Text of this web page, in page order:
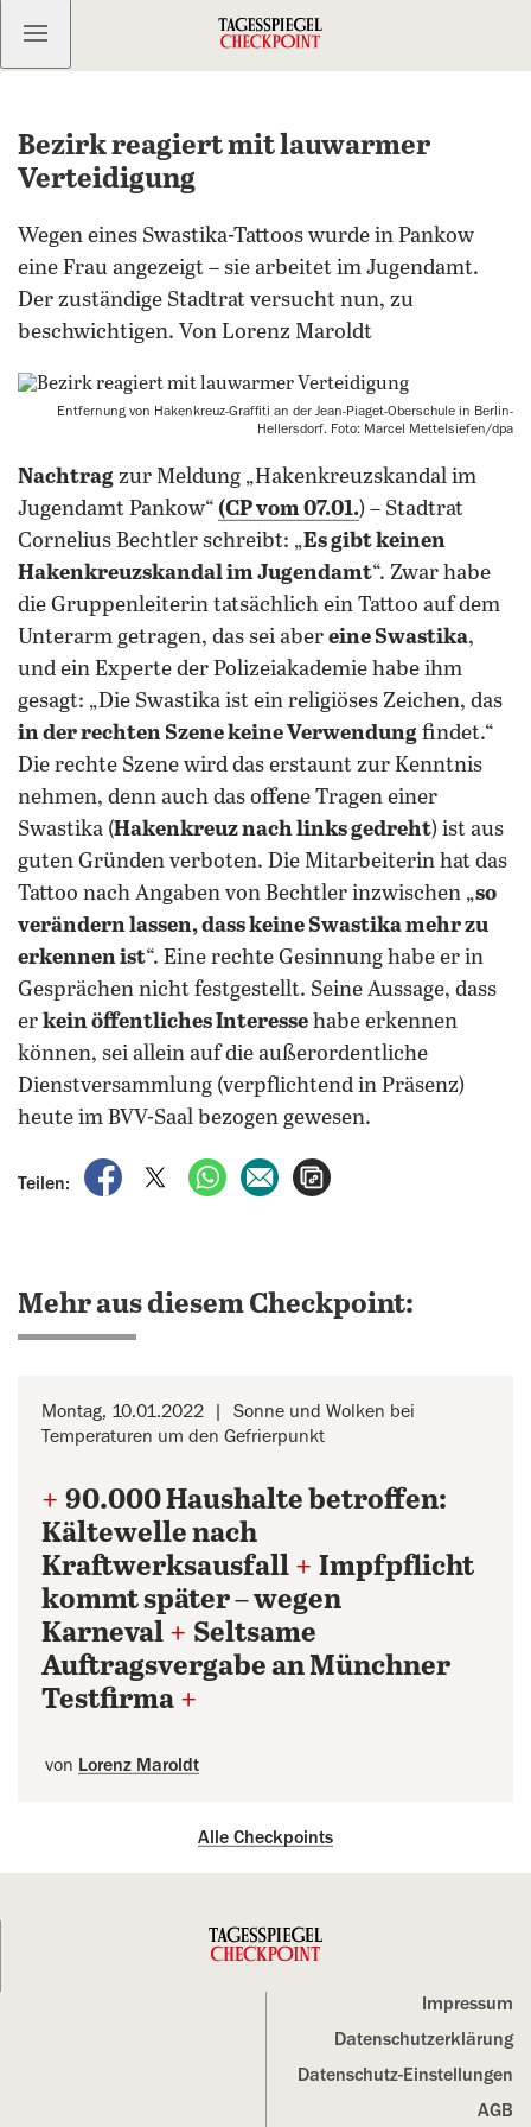
Kostenlos anmelden
Bezirk reagiert mit lauwarmer
Verteidigung
Wegen eines Swastika-Tattoos wurde in Pankow
eine Frau angezeigt – sie arbeitet im Jugendamt.
Der zuständige Stadtrat versucht nun, zu
beschwichtigen. Von Lorenz Maroldt
Entfernung von Hakenkreuz-Graffiti an der Jean-Piaget-Oberschule in Berlin-
Hellersdorf. Foto: Marcel Mettelsiefen/dpa
Nachtrag zur Meldung „Hakenkreuzskandal im
Jugendamt Pankow“ (CP vom 07.01.) – Stadtrat
Cornelius Bechtler schreibt: „Es gibt keinen
Hakenkreuzskandal im Jugendamt“. Zwar habe
die Gruppenleiterin tatsächlich ein Tattoo auf dem
Unterarm getragen, das sei aber eine Swastika,
und ein Experte der Polizeiakademie habe ihm
gesagt: „Die Swastika ist ein religiöses Zeichen, das
in der rechten Szene keine Verwendung findet.“
Die rechte Szene wird das erstaunt zur Kenntnis
nehmen, denn auch das offene Tragen einer
Swastika (Hakenkreuz nach links gedreht) ist aus
guten Gründen verboten. Die Mitarbeiterin hat das
Tattoo nach Angaben von Bechtler inzwischen „so
verändern lassen, dass keine Swastika mehr zu
erkennen ist“. Eine rechte Gesinnung habe er in
Gesprächen nicht festgestellt. Seine Aussage, dass
er kein öffentliches Interesse habe erkennen
können, sei allein auf die außerordentliche
Dienstversammlung (verpflichtend in Präsenz)
heute im BVV-Saal bezogen gewesen.
Teilen:
auf Facebook teilen
auf X teilenper WhatsApp teilen
per E-Mail teilen
Mehr aus diesem Checkpoint:
Montag, 10.01.2022
Sonne und Wolken bei
Temperaturen um den Gefrierpunkt
+ 90.000 Haushalte betroffen:
Kältewelle nach
Kraftwerksausfall + Impfpflicht
kommt später – wegen
Karneval + Seltsame
Auftragsvergabe an Münchner
Testfirma +
von Lorenz Maroldt
Alle Checkpoints
Impressum
Datenschutz­erklärung
Datenschutz-Einstellungen
AGB